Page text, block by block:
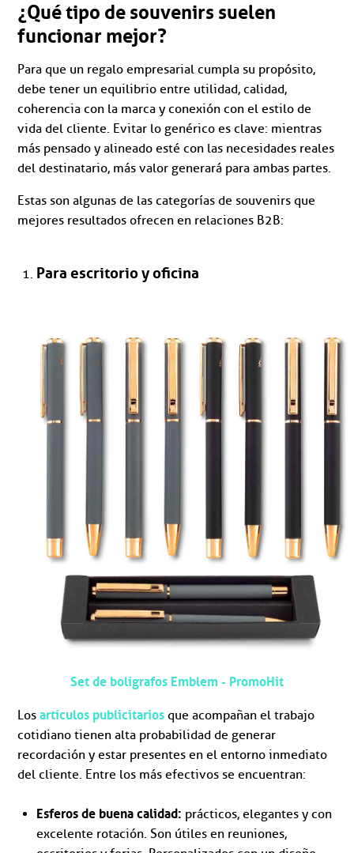
¿Qué tipo de souvenirs suelen
funcionar mejor?
Para que un regalo empresarial cumpla su propósito,
debe tener un equilibrio entre utilidad, calidad,
coherencia con la marca y conexión con el estilo de
vida del cliente. Evitar lo genérico es clave: mientras
más pensado y alineado esté con las necesidades reales
del destinatario, más valor generará para ambas partes.
Estas son algunas de las categorías de souvenirs que
mejores resultados ofrecen en relaciones B2B:
Para escritorio y oficina
Set de bolígrafos Emblem - PromoHit
Losartículos publicitarios que acompañan el trabajo
cotidiano tienen alta probabilidad de generar
recordación y estar presentes en el entorno inmediato
del cliente. Entre los más efectivos se encuentran:
Esferos de buena calidad: prácticos, elegantes y con
excelente rotación. Son útiles en reuniones,